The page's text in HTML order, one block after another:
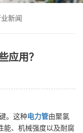
新闻
应用？
。这种电力管由聚氯
能、机械强度以及耐腐